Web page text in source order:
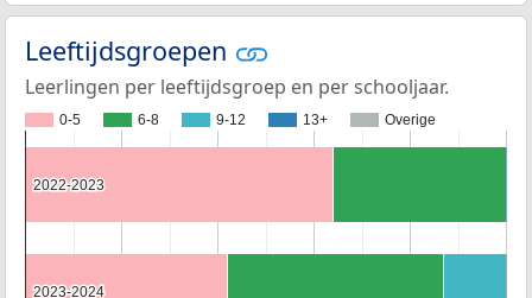
Leeftijdsgroepen
Leerlingen per leeftijdsgroep en per schooljaar.
0-5 6-8 9-12 13+ Overige
2022-2023
2022-2023
2023-2024
2023-2024